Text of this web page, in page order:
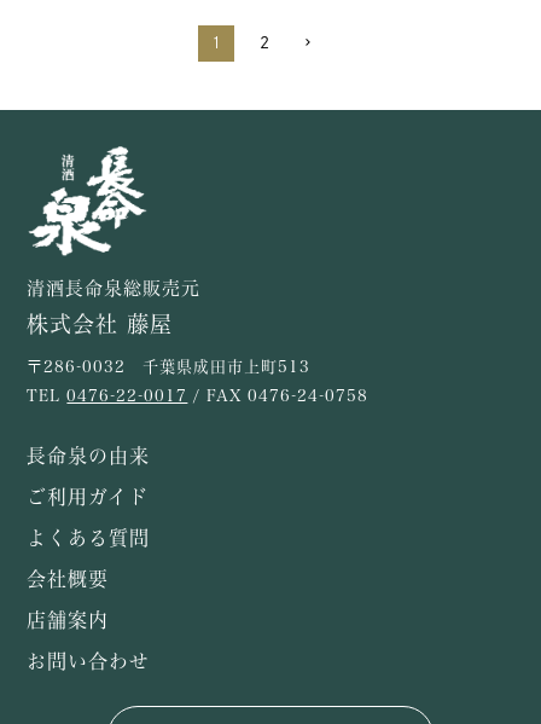
1 2
清酒長命泉総販売元
株式会社 藤屋
〒286-0032 千葉県成田市上町513
TEL0476-22-0017 / FAX 0476-24-0758
長命泉の由来
ご利用ガイド
よくある質問
会社概要
店舗案内
お問い合わせ